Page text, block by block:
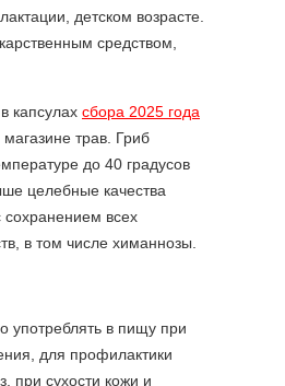
детском возрасте.
средством,
капсулах сбора 2025 года
трав. Гриб
до 40 градусов
целебные качества
всех
в том числе химаннозы.
употреблять в пищу при
для профилактики
при сухости кожи и